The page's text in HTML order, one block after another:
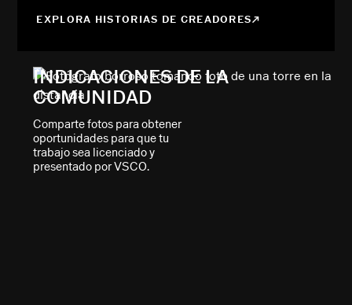
EXPLORA HISTORIAS DE CREADORES
INDICACIONES DE LA
COMUNIDAD
Comparte fotos para obtener
oportunidades para que tu
trabajo sea licenciado y
presentado por VSCO.